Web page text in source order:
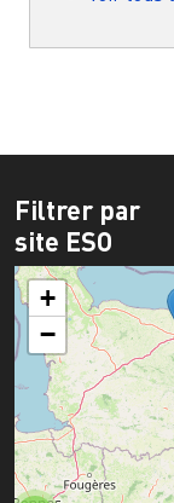
Filtrer par
site ESO
+
−